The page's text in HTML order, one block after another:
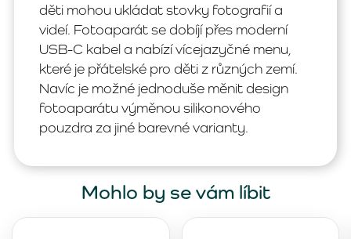
děti mohou ukládat stovky fotografií a
videí. Fotoaparát se dobíjí přes moderní
USB-C kabel a nabízí vícejazyčné menu,
které je přátelské pro děti z různých zemí.
Navíc je možné jednoduše měnit design
fotoaparátu výměnou silikonového
pouzdra za jiné barevné varianty.
Mohlo by se vám líbit